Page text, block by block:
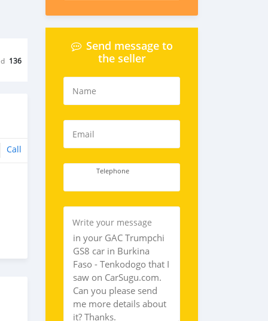
136
Call
Send message to
the seller
Name
Email
Telephone
Write your message